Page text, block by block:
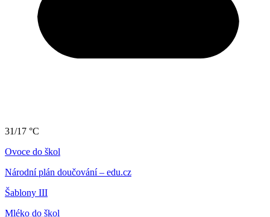
31/17 °C
Ovoce do škol
Národní plán doučování – edu.cz
Šablony III
Mléko do škol